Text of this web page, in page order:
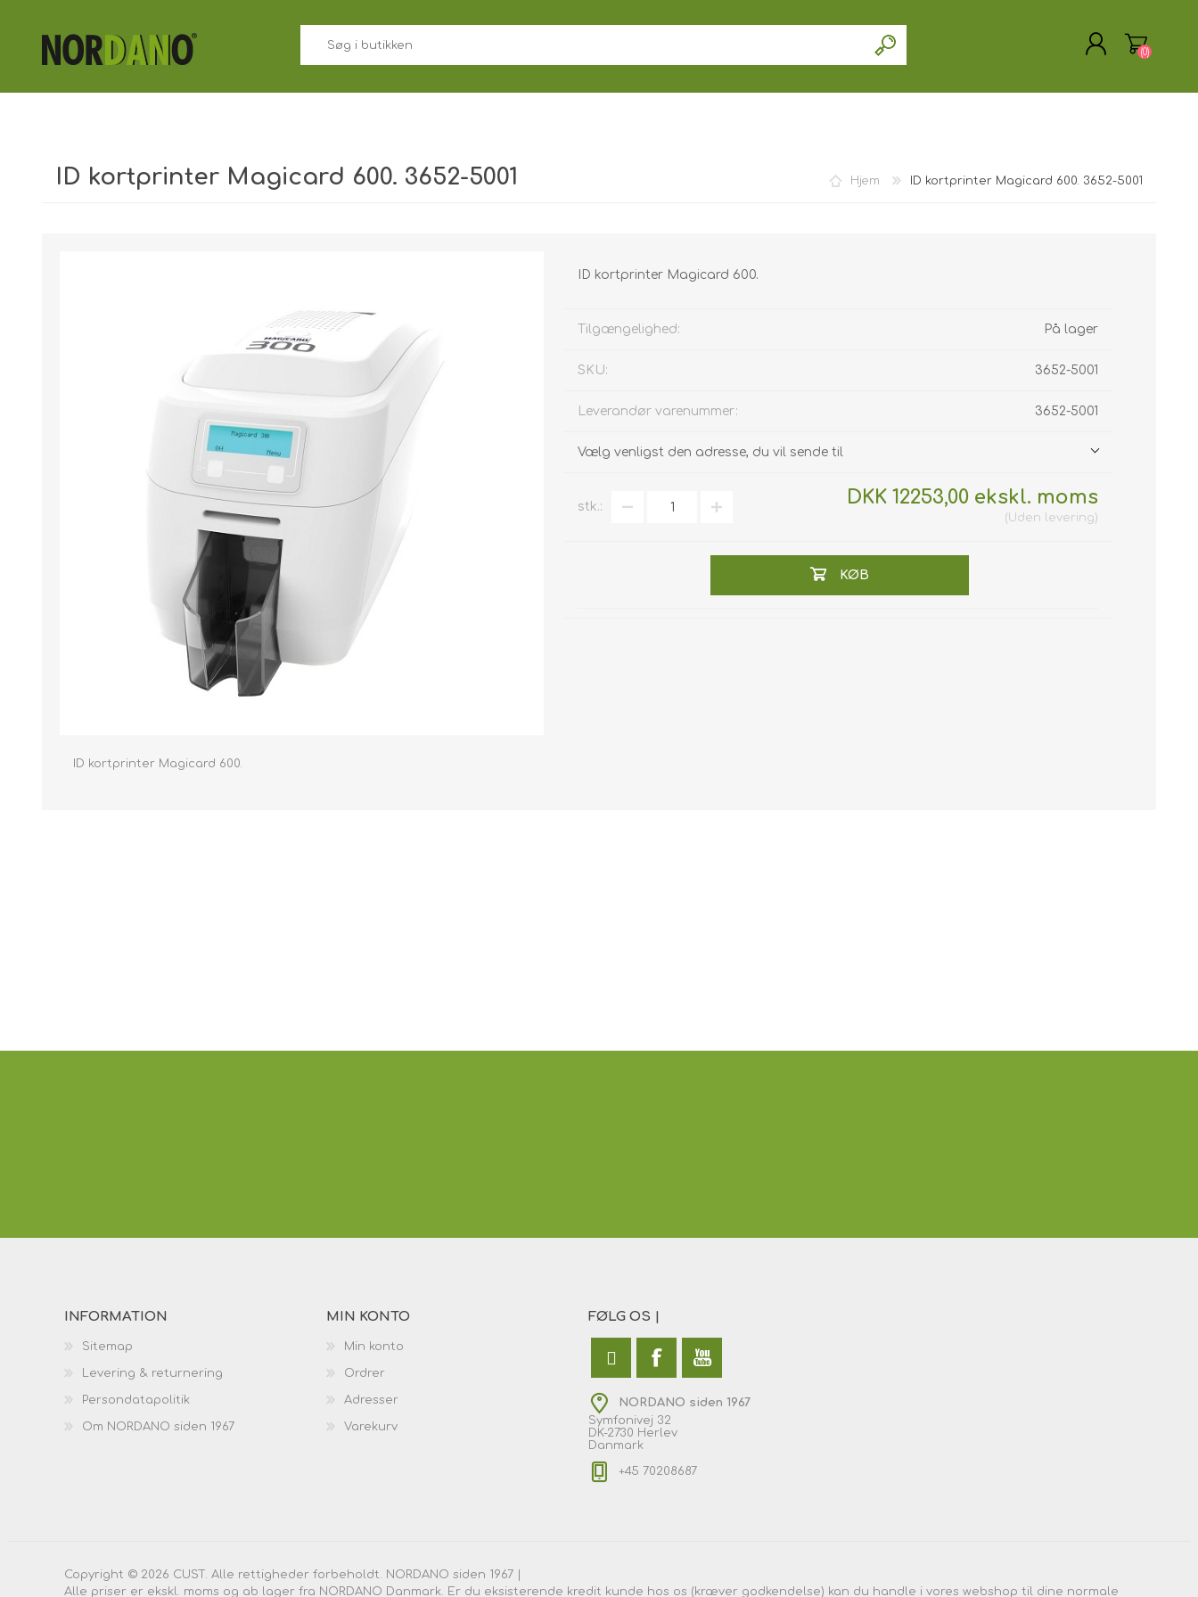
(0)
Hjem ID kortprinter Magicard 600. 3652-5001
ID kortprinter Magicard 600. 3652-5001
ID kortprinter Magicard 600.
Tilgængelighed: På lager
SKU: 3652-5001
Leverandør varenummer: 3652-5001
Vælg venligst den adresse, du vil sende til
DKK 12253,00 ekskl. moms
Uden levering
stk.:
KØB
ID kortprinter Magicard 600.
INFORMATION
Sitemap
Levering & returnering
Persondatapolitik
Om NORDANO siden 1967
MIN KONTO
Min konto
Ordrer
Adresser
Varekurv
FØLG OS |
NORDANO siden 1967
Symfonivej 32
DK-2730 Herlev
Danmark
+45 70208687
Copyright © 2026 CUST. Alle rettigheder forbeholdt. NORDANO siden 1967 |
Alle priser er ekskl. moms og ab lager fra NORDANO Danmark. Er du eksisterende kredit kunde hos os (kræver godkendelse) kan du handle i vores webshop til dine normale